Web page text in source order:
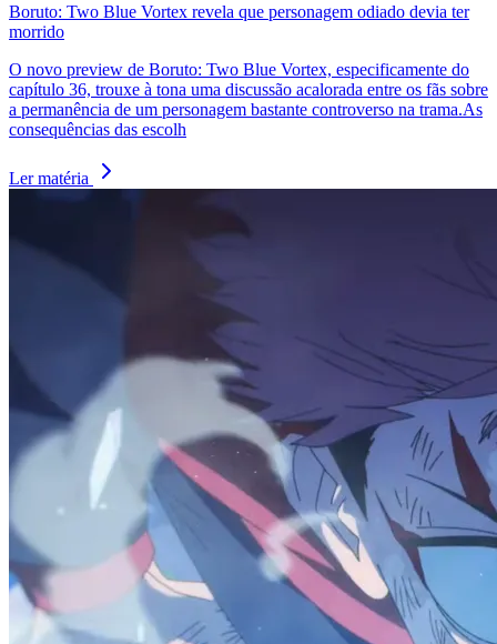
Boruto: Two Blue Vortex revela que personagem odiado devia ter
morrido
O novo preview de Boruto: Two Blue Vortex, especificamente do
capítulo 36, trouxe à tona uma discussão acalorada entre os fãs sobre
a permanência de um personagem bastante controverso na trama.As
consequências das escolh
Ler matéria